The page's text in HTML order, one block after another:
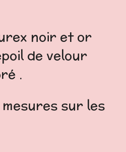
noir et or
de velour
.
sur les